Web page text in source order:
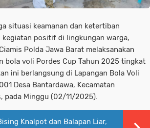
situasi keamanan dan ketertiban
positif di lingkungan warga,
Polda Jawa Barat melaksanakan
bola voli Pordes Cup Tahun 2025 tingkat
ini berlangsung di Lapangan Bola Voli
Desa Bantardawa, Kecamatan
pada Minggu (02/11/2025).
Knalpot dan Balapan Liar,